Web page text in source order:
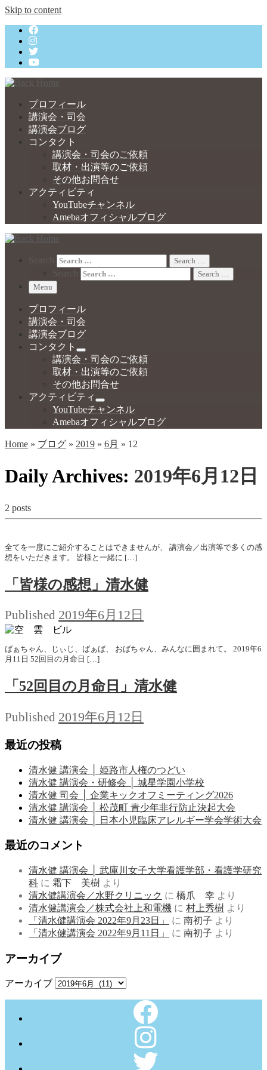
Skip to content
プロフィール
講演会・司会
講演会ブログ
コンタクト
講演会・司会のご依頼
取材・出演等のご依頼
その他お問合せ
アクティビティ
YouTubeチャンネル
Amebaオフィシャルブログ
Search Search …
Search
Search …
Menu
プロフィール
講演会・司会
講演会ブログ
コンタクト
講演会・司会のご依頼
取材・出演等のご依頼
その他お問合せ
アクティビティ
YouTubeチャンネル
Amebaオフィシャルブログ
Home » ブログ » 2019 » 6月 » 12
Daily Archives: 2019年6月12日
2 posts
全てを一度にご紹介することはできませんが、 講演会／出演等で多くの感
想をいただきます。 皆様と一緒に […]
「皆様の感想」清水健
Published 2019年6月12日
ばぁちゃん、じぃじ、ばぁば、 おばちゃん、みんなに囲まれて。 2019年6
月11日 52回目の月命日 […]
「52回目の月命日」清水健
Published 2019年6月12日
最近の投稿
清水健 講演会 │ 姫路市人権のつどい
清水健 講演会・研修会 │ 城星学園小学校
清水健 司会 │ 企業キックオフミーティング2026
清水健 講演会 │ 松茂町 青少年非行防止決起大会
清水健 講演会 │ 日本小児臨床アレルギー学会学術大会
最近のコメント
清水健 講演会 │ 武庫川女子大学看護学部・看護学研究
科 に 霜下 美樹 より
清水健講演会／水野クリニック に 橋爪 幸 より
清水健講演会／株式会社上和電機 に 村上秀樹 より
「清水健講演会 2022年9月23日」
に 南初子 より
「清水健講演会 2022年9月11日」
に 南初子 より
アーカイブ
アーカイブ